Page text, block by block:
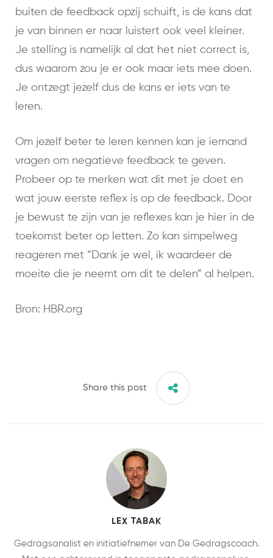
buiten de feedback opzij schuift, is de kans dat
je van binnen er naar luistert ook veel kleiner.
Je stelling is namelijk al dat het niet correct is,
dus waarom zou je er ook maar iets mee doen.
Je ontzegt jezelf dus de kans er iets van te
leren.
Om jezelf beter te leren kennen kan je iemand
vragen om negatieve feedback te geven.
Probeer op te merken wat dit met je doet en
wat jouw eerste reflex is op de feedback. Door
je bewust te zijn van je reflexes kan je hier in de
toekomst beter op letten. Zo kan simpelweg
reageren met “Dank je wel, ik waardeer de
moeite die je neemt om dit te delen” al helpen.
Bron: HBR.org
Share this post
LEX TABAK
Gedragsanalist en initiatiefnemer van De Gedragscoach.